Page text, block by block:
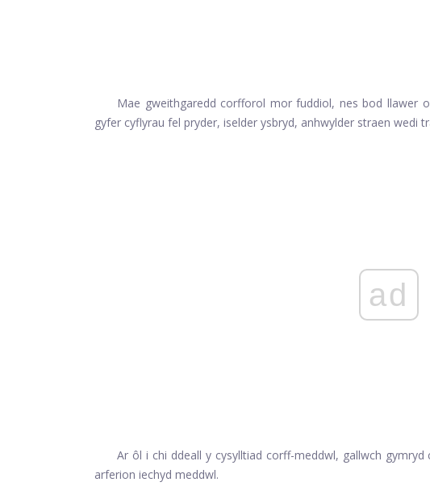
Mae gweithgaredd corfforol mor fuddiol, nes bod llawer
gyfer cyflyrau fel pryder, iselder ysbryd, anhwylder straen wedi
ad
Ar ôl i chi ddeall y cysylltiad corff-meddwl, gallwch
arferion iechyd meddwl.